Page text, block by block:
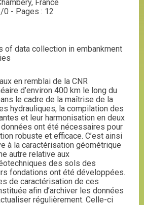
France
0 - Pages : 12
of data collection in embankment
en remblai de la CNR
d’environ 400 km le long du
le cadre de la maîtrise de la
hydrauliques, la compilation des
et leur harmonisation en deux
ont été nécessaires pour
robuste et efficace. C’est ainsi
à la caractérisation géométrique
autre relative aux
des sols des
fondations ont été développées.
de caractérisation de ces
afin d’archiver les données
régulièrement. Celle-ci